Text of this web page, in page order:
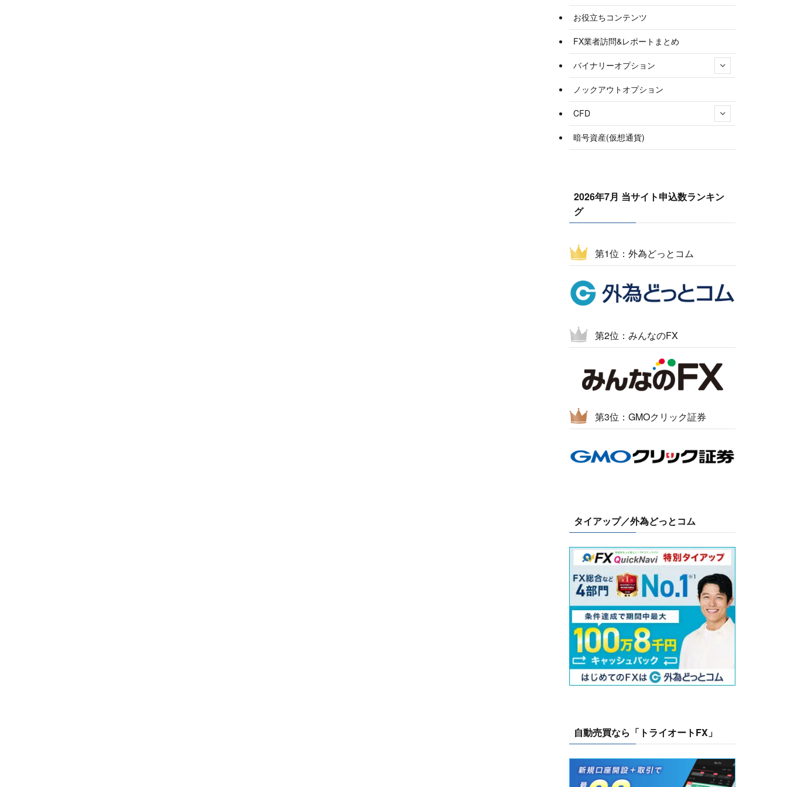
お役立ちコンテンツ
FX業者訪問&レポートまとめ
バイナリーオプション
ノックアウトオプション
CFD
暗号資産(仮想通貨)
2026年7月 当サイト申込数ランキン
グ
第1位：外為どっとコム
第2位：みんなのFX
第3位：GMOクリック証券
タイアップ／外為どっとコム
自動売買なら「トライオートFX」